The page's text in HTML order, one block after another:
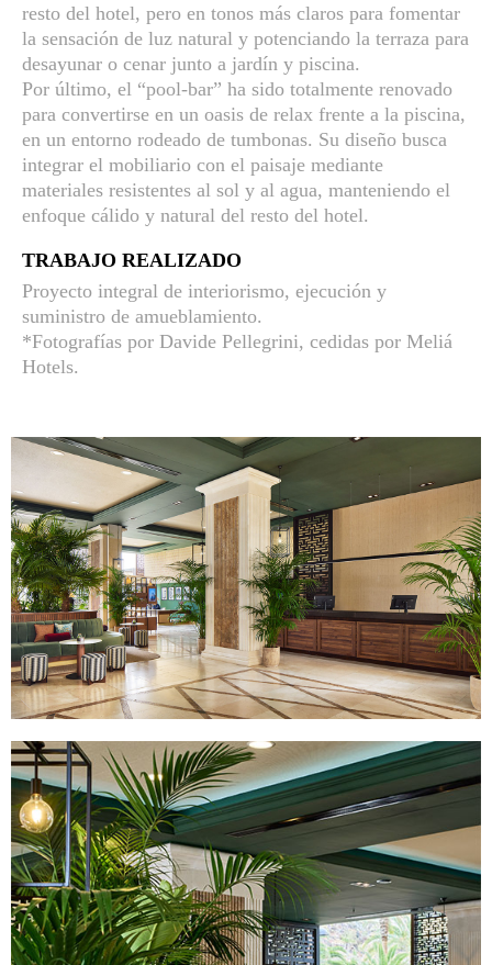
resto del hotel, pero en tonos más claros para fomentar
la sensación de luz natural y potenciando la terraza para
desayunar o cenar junto a jardín y piscina.
Por último, el “pool-bar” ha sido totalmente renovado
para convertirse en un oasis de relax frente a la piscina,
en un entorno rodeado de tumbonas. Su diseño busca
integrar el mobiliario con el paisaje mediante
materiales resistentes al sol y al agua, manteniendo el
enfoque cálido y natural del resto del hotel.
TRABAJO REALIZADO
Proyecto integral de interiorismo, ejecución y
suministro de amueblamiento.
*Fotografías por Davide Pellegrini, cedidas por Meliá
Hotels.